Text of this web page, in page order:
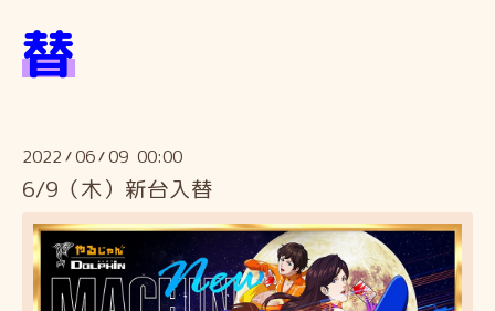
替
2022 /06/09 00:00
6/9（木）新台入替